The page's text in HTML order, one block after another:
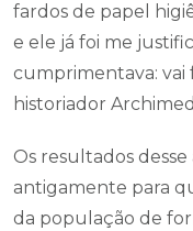
fardos de papel
e ele já foi me
cumprimentava: vai
historiador
Os resultados
antigamente para
da população de